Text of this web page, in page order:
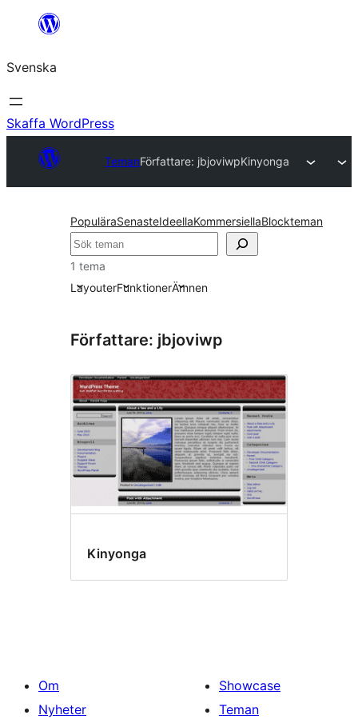
Hoppa
innehåll
Svenska
Skaffa WordPress
TemanFörfattare: jbjoviwpKinyonga
PopuläraSenasteIdeellaKommersiellaBlockteman
Sök
1 tema
LayouterFunktionerÄmnen
Författare: jbjoviwp
Kinyonga
Om
Nyheter
Showcase
Teman